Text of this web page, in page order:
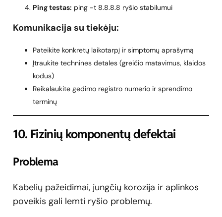
Ping testas: ping -t 8.8.8.8 ryšio stabilumui
Komunikacija su tiekėju:
Pateikite konkretų laikotarpį ir simptomų aprašymą
Įtraukite technines detales (greičio matavimus, klaidos
kodus)
Reikalaukite gedimo registro numerio ir sprendimo
terminų
10. Fizinių komponentų defektai
Problema
Kabelių pažeidimai, jungčių korozija ir aplinkos
poveikis gali lemti ryšio problemų.